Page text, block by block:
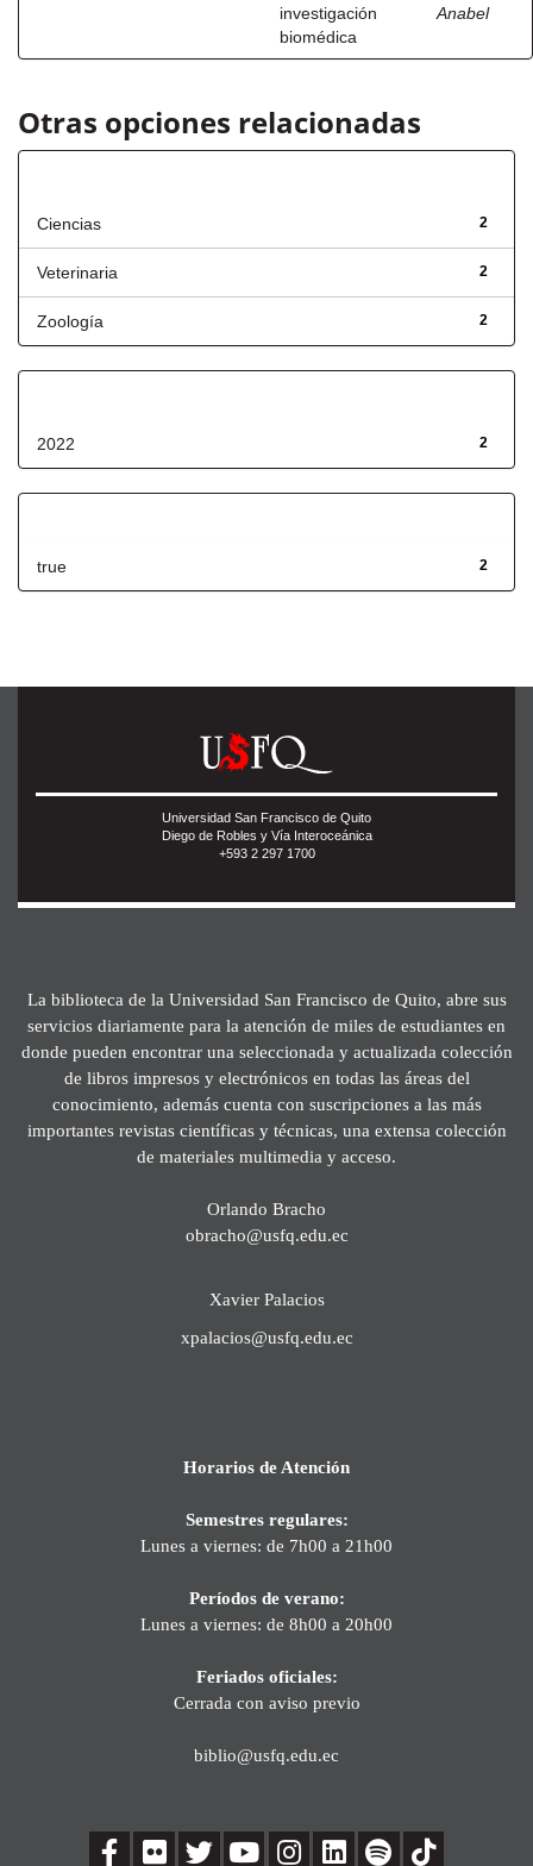
investigación
biomédica
Anabel
Otras opciones relacionadas
2
Ciencias
2
Veterinaria
2
Zoología
2
2022
2
true
Universidad San Francisco de Quito
Diego de Robles y Vía Interoceánica
+593 2 297 1700
La biblioteca de la Universidad San Francisco de Quito, abre sus
servicios diariamente para la atención de miles de estudiantes en
donde pueden encontrar una seleccionada y actualizada colección
de libros impresos y electrónicos en todas las áreas del
conocimiento, además cuenta con suscripciones a las más
importantes revistas científicas y técnicas, una extensa colección
de materiales multimedia y acceso.
Orlando Bracho
obracho@usfq.edu.ec
Xavier Palacios
xpalacios@usfq.edu.ec
Horarios de Atención
Semestres regulares:
Lunes a viernes: de 7h00 a 21h00
Períodos de verano:
Lunes a viernes: de 8h00 a 20h00
Feriados oficiales:
Cerrada con aviso previo
biblio@usfq.edu.ec